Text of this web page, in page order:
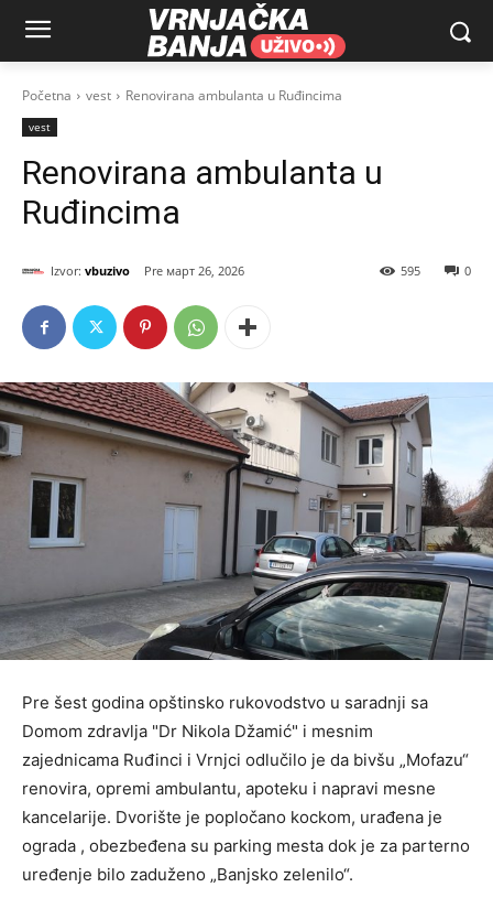
Početna vest Renovirana ambulanta u Ruđincima
vest
Renovirana ambulanta u
Ruđincima
Izvor: vbuzivo март 26, 2026 0
595
Pre šest godina opštinsko rukovodstvo u saradnji sa
Domom zdravlja "Dr Nikola Džamić" i mesnim
zajednicama Ruđinci i Vrnjci odlučilo je da bivšu „Mofazu“
renovira, opremi ambulantu, apoteku i napravi mesne
kancelarije. Dvorište je popločano kockom, urađena je
ograda , obezbeđena su parking mesta dok je za parterno
uređenje bilo zaduženo „Banjsko zelenilo“.